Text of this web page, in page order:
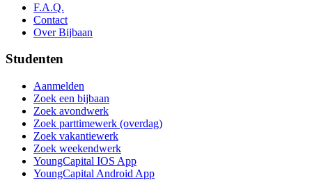
F.A.Q.
Contact
Over Bijbaan
Studenten
Aanmelden
Zoek een bijbaan
Zoek avondwerk
Zoek parttimewerk (overdag)
Zoek vakantiewerk
Zoek weekendwerk
YoungCapital IOS App
YoungCapital Android App